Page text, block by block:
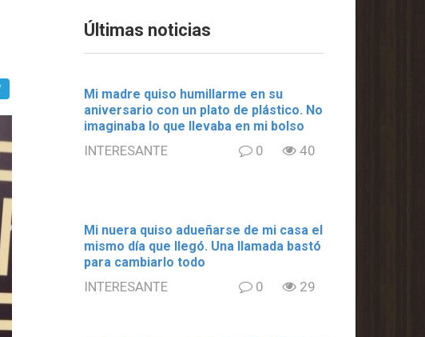
Últimas noticias
Mi madre quiso humillarme en su
aniversario con un plato de plástico. No
imaginaba lo que llevaba en mi bolso
INTERESANTE 0 40
Mi nuera quiso adueñarse de mi casa el
mismo día que llegó. Una llamada bastó
para cambiarlo todo
INTERESANTE 0 29